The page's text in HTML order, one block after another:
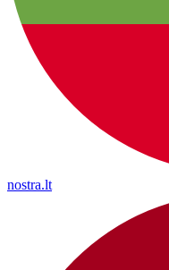
nostra.lt